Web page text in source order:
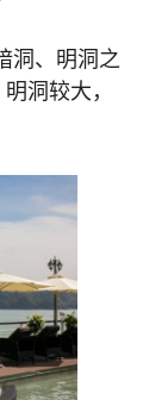
洞、明洞之
洞较大，